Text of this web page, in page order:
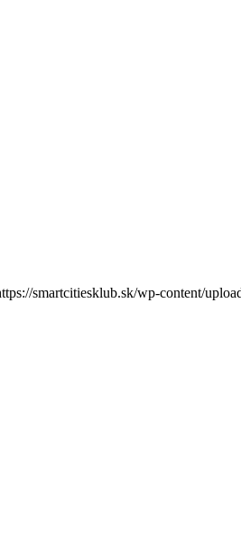
smartcitiesklub.sk/wp-content/